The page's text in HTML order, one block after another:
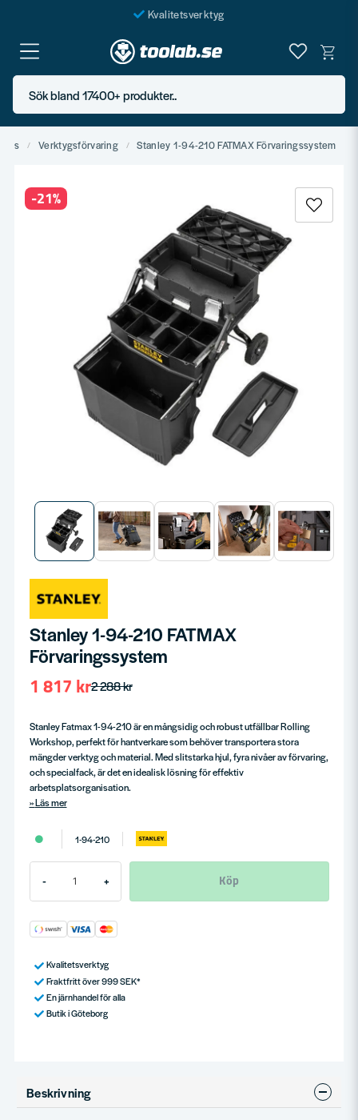
Kvalitetsverktyg
Fraktfritt över 999 SEK*
En järnhandel för alla
Butik i Göteborg
Sök bland 17400+ produkter..
Verktygsförvaring Stanley 1-94-210 FATMAX Förvaringssystem
-21%
Stanley 1-94-210 FATMAX
Förvaringssystem
2 288 kr
1 817 kr
Stanley Fatmax 1-94-210 är en mångsidig och robust utfällbar Rolling
Workshop, perfekt för hantverkare som behöver transportera stora
mängder verktyg och material. Med slitstarka hjul, fyra nivåer av förvaring,
och specialfack, är det en idealisk lösning för effektiv
arbetsplatsorganisation.
Läs mer
1-94-210
- + Köp
Kvalitetsverktyg
Fraktfritt över 999 SEK*
En järnhandel för alla
Butik i Göteborg
Beskrivning